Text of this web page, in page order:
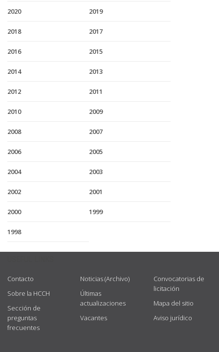
2020 2019
2018 2017
2016 2015
2014 2013
2012 2011
2010 2009
2008 2007
2006 2005
2004 2003
2002 2001
2000 1999
1998
Contacto
Sobre la HCCH
Sección de
preguntas
frecuentes
Noticias (Archivo)
Últimas
actualizaciones
Vacantes
Convocatorias de
licitación
Mapa del sitio
Aviso jurídico